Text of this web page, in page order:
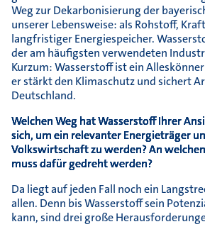
Weg zur Dekarbonisierung der
unserer Lebensweise: als Rohstoff,
langfristiger Energiespeicher.
der am häufigsten verwendeten
Kurzum: Wasserstoff ist ein
er stärkt den Klimaschutz und sichert
Deutschland.
Welchen Weg hat Wasserstoff Ihrer
sich, um ein relevanter Energieträger
Volkswirtschaft zu werden? An
muss dafür gedreht werden?
Da liegt auf jeden Fall noch ein
allen. Denn bis Wasserstoff sein
kann, sind drei große